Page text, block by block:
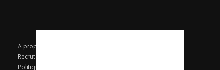
A propos
Recrutement / Offres d’emploi
Politique de confidentialité